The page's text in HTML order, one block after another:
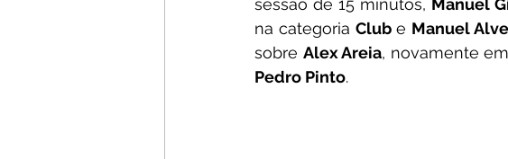
na categoria Club e Manuel
sobre Alex Areia, novamente
Pedro Pinto.